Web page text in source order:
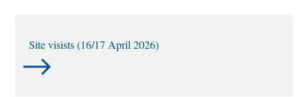
Site visists (16/17 April 2026)